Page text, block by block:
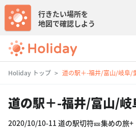
行きたい場所を
地図で確認しよう
Holiday トップ 道の駅＋-福井/富山/岐阜/
道の駅＋-福井/富山/
2020/10/10-11 道の駅切符🎫集めの旅+